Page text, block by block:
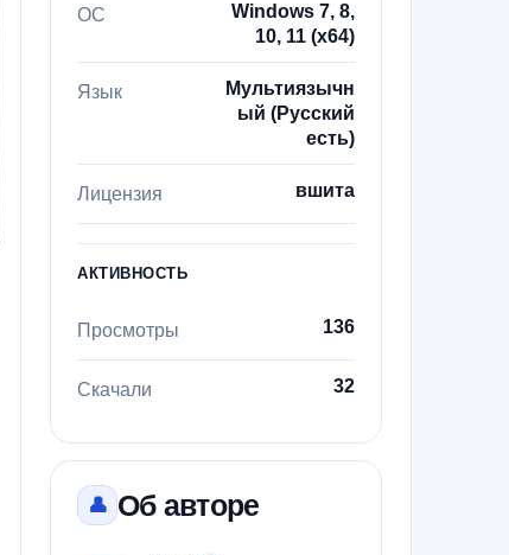
ОС
Windows 7, 8,
10, 11 (х64)
Язык
Мультиязычн
ый (Русский
есть)
Лицензия вшита
АКТИВНОСТЬ
Просмотры 136
Скачали 32
👤 Об авторе